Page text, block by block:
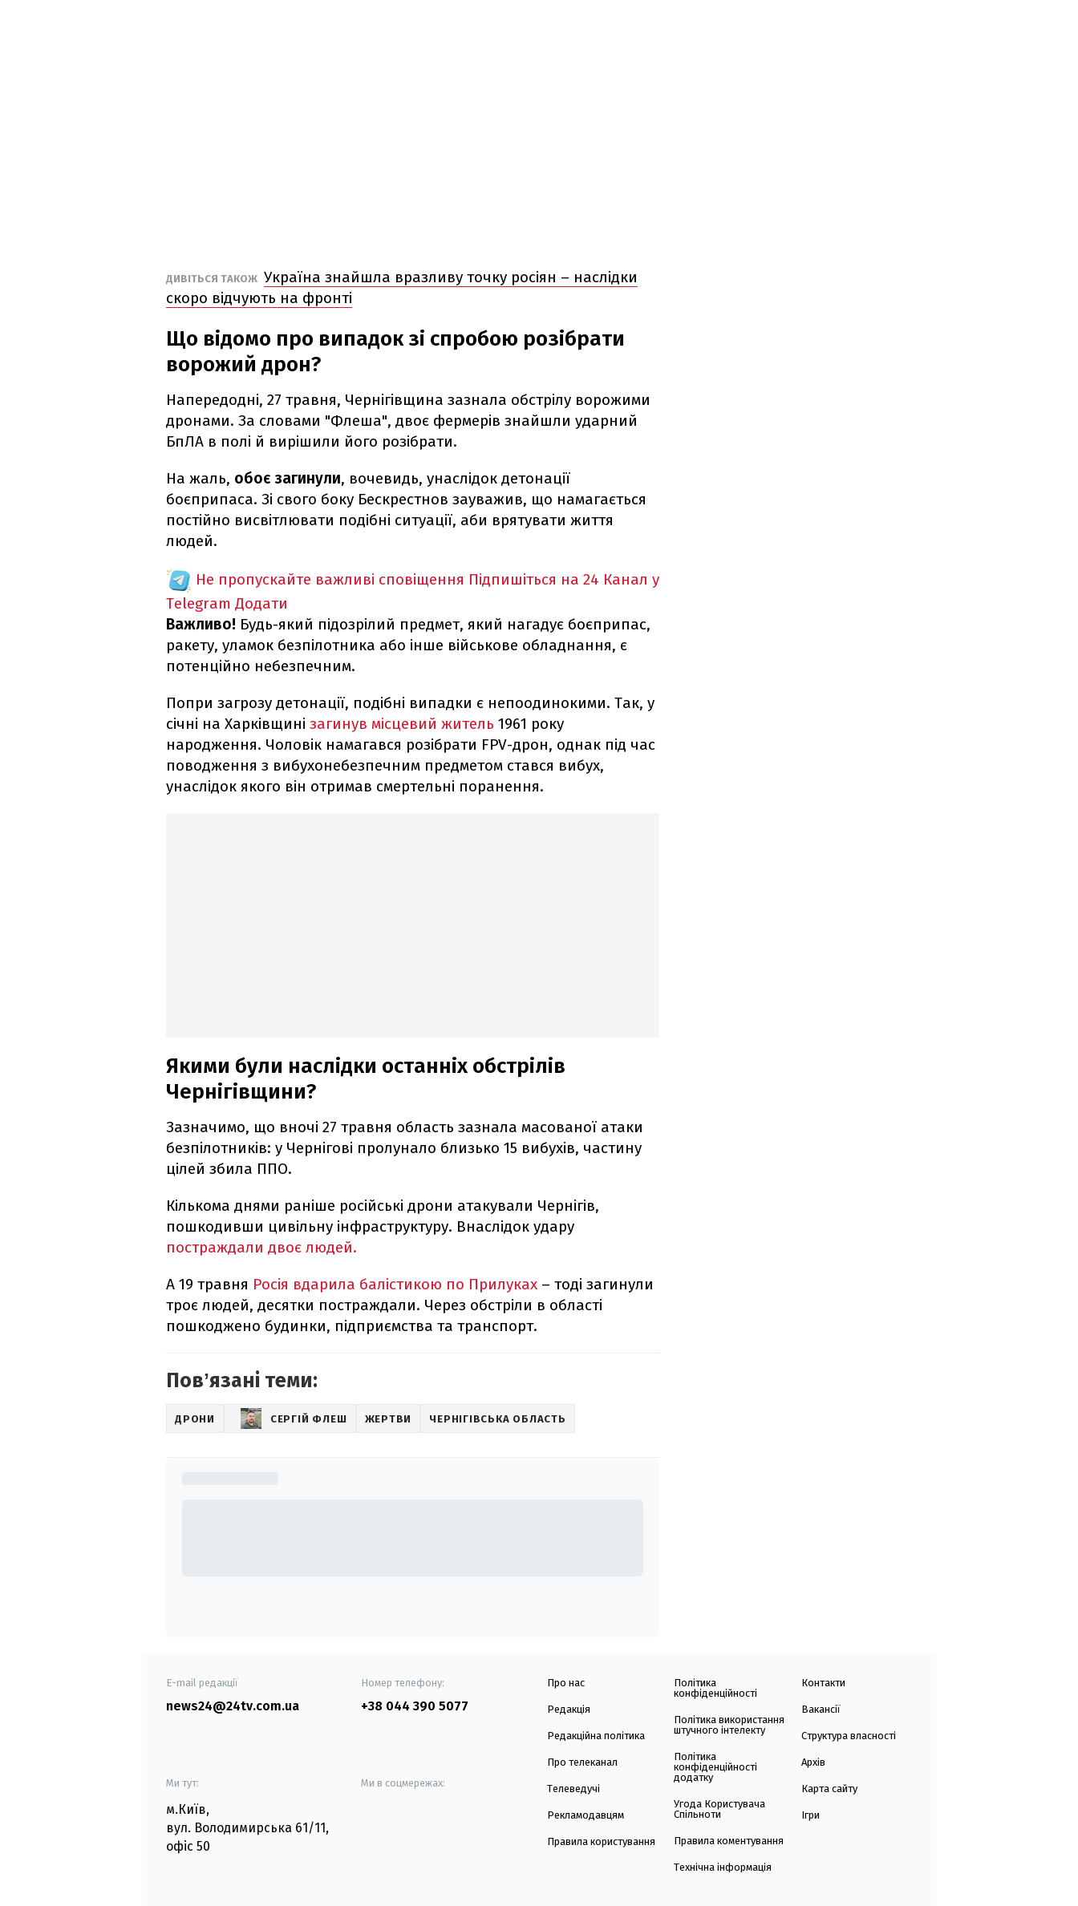
ДИВІТЬСЯ ТАКОЖ Україна знайшла вразливу точку росіян – наслідки
скоро відчують на фронті
Що відомо про випадок зі спробою розібрати
ворожий дрон?
Напередодні, 27 травня, Чернігівщина зазнала обстрілу ворожими
дронами. За словами "Флеша", двоє фермерів знайшли ударний
БпЛА в полі й вирішили його розібрати.
На жаль, обоє загинули, вочевидь, унаслідок детонації
боєприпаса. Зі свого боку Бескрестнов зауважив, що намагається
постійно висвітлювати подібні ситуації, аби врятувати життя
людей.
Не пропускайте важливі сповіщення Підпишіться на 24 Канал у
Telegram Додати
Важливо! Будь-який підозрілий предмет, який нагадує боєприпас,
ракету, уламок безпілотника або інше військове обладнання, є
потенційно небезпечним.
Попри загрозу детонації, подібні випадки є непоодинокими. Так, у
січні на Харківщині загинув місцевий житель 1961 року
народження. Чоловік намагався розібрати FPV-дрон, однак під час
поводження з вибухонебезпечним предметом стався вибух,
унаслідок якого він отримав смертельні поранення.
Якими були наслідки останніх обстрілів
Чернігівщини?
Зазначимо, що вночі 27 травня область зазнала масованої атаки
безпілотників: у Чернігові пролунало близько 15 вибухів, частину
цілей збила ППО.
Кількома днями раніше російські дрони атакували Чернігів,
пошкодивши цивільну інфраструктуру. Внаслідок удару
постраждали двоє людей.
А 19 травня Росія вдарила балістикою по Прилуках – тоді загинули
троє людей, десятки постраждали. Через обстріли в області
пошкоджено будинки, підприємства та транспорт.
Повʼязані теми:
ДРОНИ СЕРГІЙ ФЛЕШ ЖЕРТВИ ЧЕРНІГІВСЬКА ОБЛАСТЬ
E-mail редакції
news24@24tv.com.ua
Номер телефону:
+38 044 390 5077
Ми тут:
м.Київ,
вул. Володимирська 61/11,
офіс 50
Ми в соцмережах:
Про нас
Редакція
Редакційна політика
Про телеканал
Телеведучі
Рекламодавцям
Правила користування
Політика
конфіденційності
Політика використання
штучного інтелекту
Політика
конфіденційності
додатку
Угода Користувача
Спільноти
Правила коментування
Технічна інформація
Контакти
Вакансії
Структура власності
Архів
Карта сайту
Ігри